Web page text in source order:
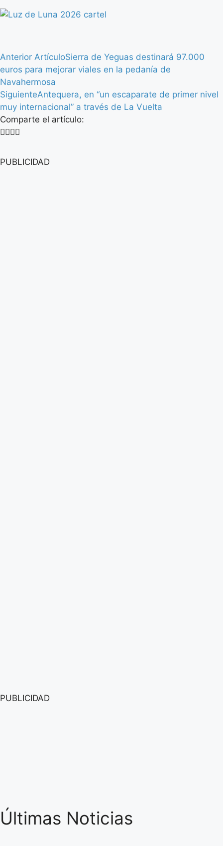
Anterior ArtículoSierra de Yeguas destinará 97.000
euros para mejorar viales en la pedanía de
Navahermosa
SiguienteAntequera, en “un escaparate de primer nivel
muy internacional” a través de La Vuelta
Comparte el artículo:
PUBLICIDAD
PUBLICIDAD
Últimas Noticias